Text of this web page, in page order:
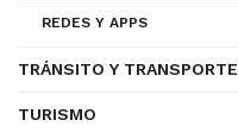
REDES Y APPS
TRÁNSITO Y TRANSPORTE
TURISMO